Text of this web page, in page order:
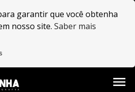
garantir que você obtenha
nosso site. Saber mais
menu